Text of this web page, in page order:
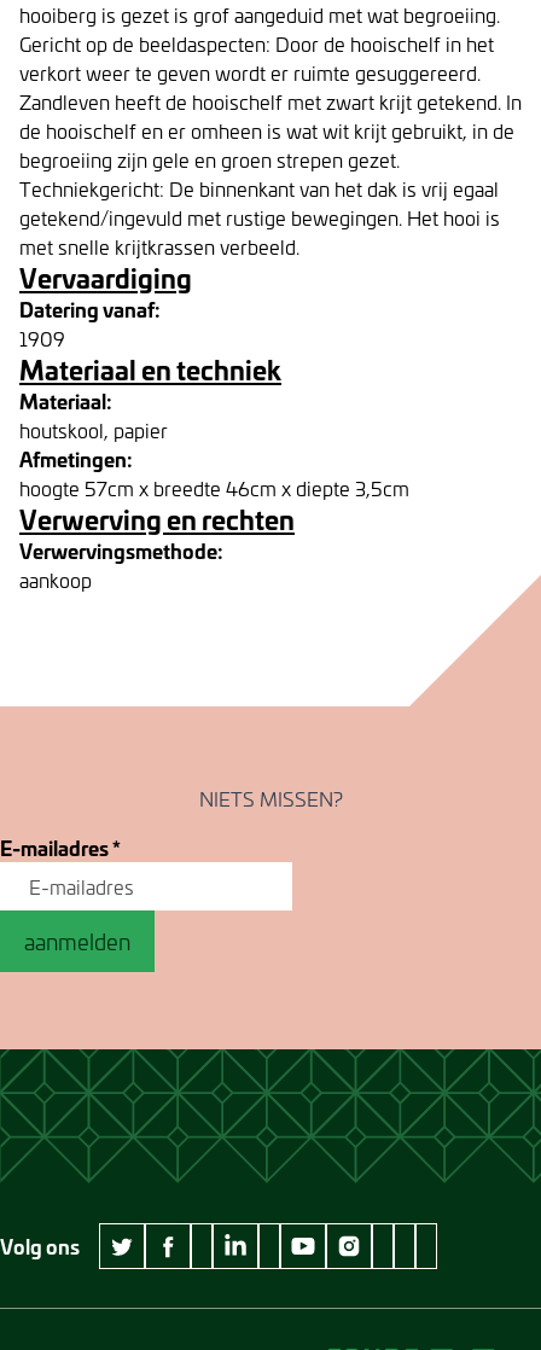
hooiberg is gezet is grof aangeduid met wat begroeiing.
Gericht op de beeldaspecten: Door de hooischelf in het
verkort weer te geven wordt er ruimte gesuggereerd.
Zandleven heeft de hooischelf met zwart krijt getekend. In
de hooischelf en er omheen is wat wit krijt gebruikt, in de
begroeiing zijn gele en groen strepen gezet.
Techniekgericht: De binnenkant van het dak is vrij egaal
getekend/ingevuld met rustige bewegingen. Het hooi is
met snelle krijtkrassen verbeeld.
Vervaardiging
Datering vanaf:
1909
Materiaal en techniek
Materiaal:
houtskool, papier
Afmetingen:
hoogte 57cm x breedte 46cm x diepte 3,5cm
Verwerving en rechten
Verwervingsmethode:
aankoop
NIETS MISSEN?
E-mailadres*
aanmelden
Volg ons
twitter Museum Jan Cunen
facebook Museum Jan Cunen
wikipedia Museum Jan Cunen
linkedin Museum Jan Cunen
googleplus Museum Jan Cunen
youtube Museum Jan Cunen
instagram Museum